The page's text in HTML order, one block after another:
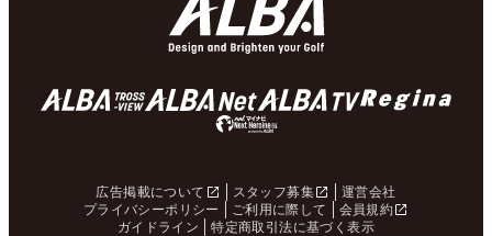
広告掲載について スタッフ募集
運営会社
プライバシーポリシー
ご利用に際して
会員規約
ガイドライン
特定商取引法に基づく表示